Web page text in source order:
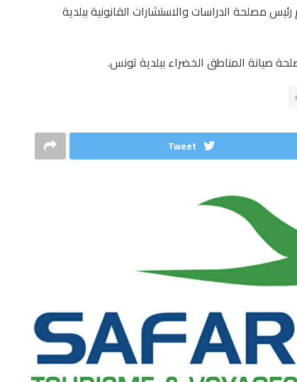
مصلحة الدراسات والاستشارات القانونية ببلدية
صيانة المناطق الخضراء ببلدية تونس.
Tweet